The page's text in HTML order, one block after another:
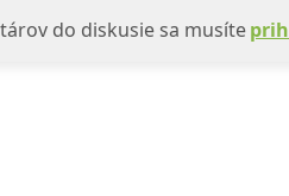
do diskusie sa musíte